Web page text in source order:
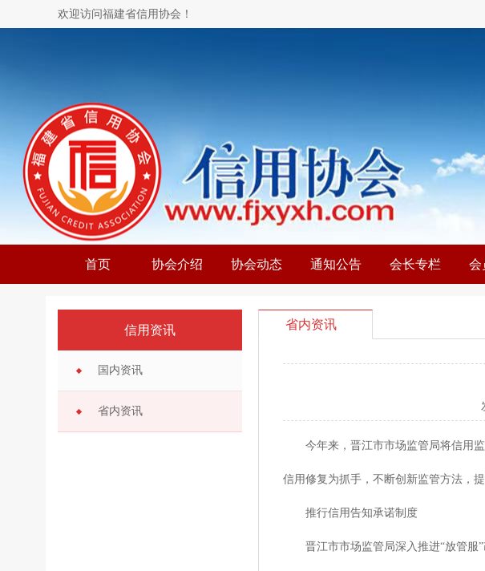
欢迎访问福建省信用协会！
首页 协会介绍 协会动态 通知公告 会长专栏 会
信用资讯
国内资讯
省内资讯
省内资讯
今年来，晋江市市场监管局将信用监
信用修复为抓手，不断创新监管方法，
推行信用告知承诺制度
晋江市市场监管局深入推进“放管服”